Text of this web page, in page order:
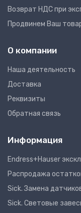
Возврат НДС при
Продвинем Ваш
О компании
Наша деятельность
Доставка
Реквизиты
Обратная связь
Информация
Endress+Hauser
Распродажа
Sick. Замена
Sick. Световые